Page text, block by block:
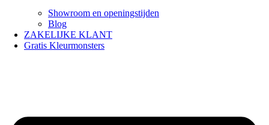
Showroom en openingstijden
Blog
ZAKELIJKE KLANT
Gratis Kleurmonsters